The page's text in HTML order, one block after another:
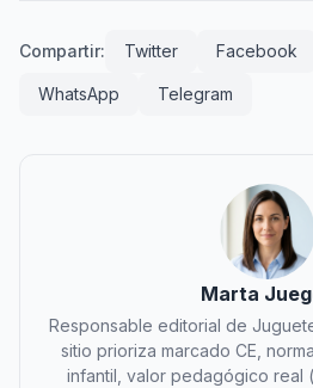
Compartir: Twitter Facebook
WhatsApp Telegram
Marta
Responsable editorial de
sitio prioriza marcado CE,
infantil, valor pedagógico real